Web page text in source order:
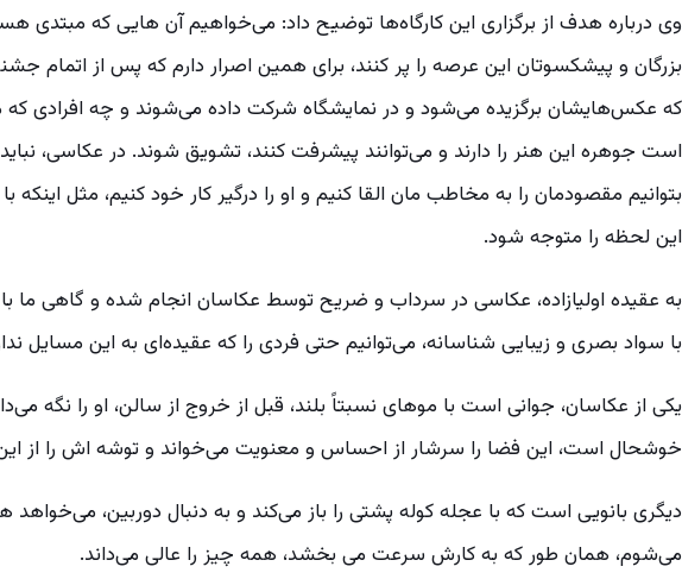
وی درباره هدف از برگزاری این کارگاه‌ها توضیح داد: می‌خواهیم آن هایی که مبتدی
بزرگان و پیشکسوتان این عرصه را پر کنند، برای همین اصرار دارم که پس از اتمام
که عکس‌هایشان برگزیده می‌شود و در نمایشگاه شرکت داده می‌شوند و چه
است جوهره این هنر را دارند و می‌توانند پیشرفت کنند، تشویق شوند. در عکاسی،
بتوانیم مقصودمان را به مخاطب مان القا کنیم و او را درگیر کار خود کنیم، مثل
این لحظه را متوجه شود.
به عقیده اولیازاده، عکاسی در سرداب و ضریح توسط عکاسان انجام شده و گاهی
با سواد بصری و زیبایی شناسانه، می‌توانیم حتی فردی را که عقیده‌ای به این مسایل
یکی از عکاسان، جوانی است با موهای نسبتاً بلند، قبل از خروج از سالن، او را نگه
خوشحال است، این فضا را سرشار از احساس و معنویت می‌خواند و توشه اش را از
دیگری بانویی است که با عجله کوله پشتی را باز می‌کند و به دنبال دوربین،
می‌شوم، همان طور که به کارش سرعت می بخشد، همه چیز را عالی می‌داند.